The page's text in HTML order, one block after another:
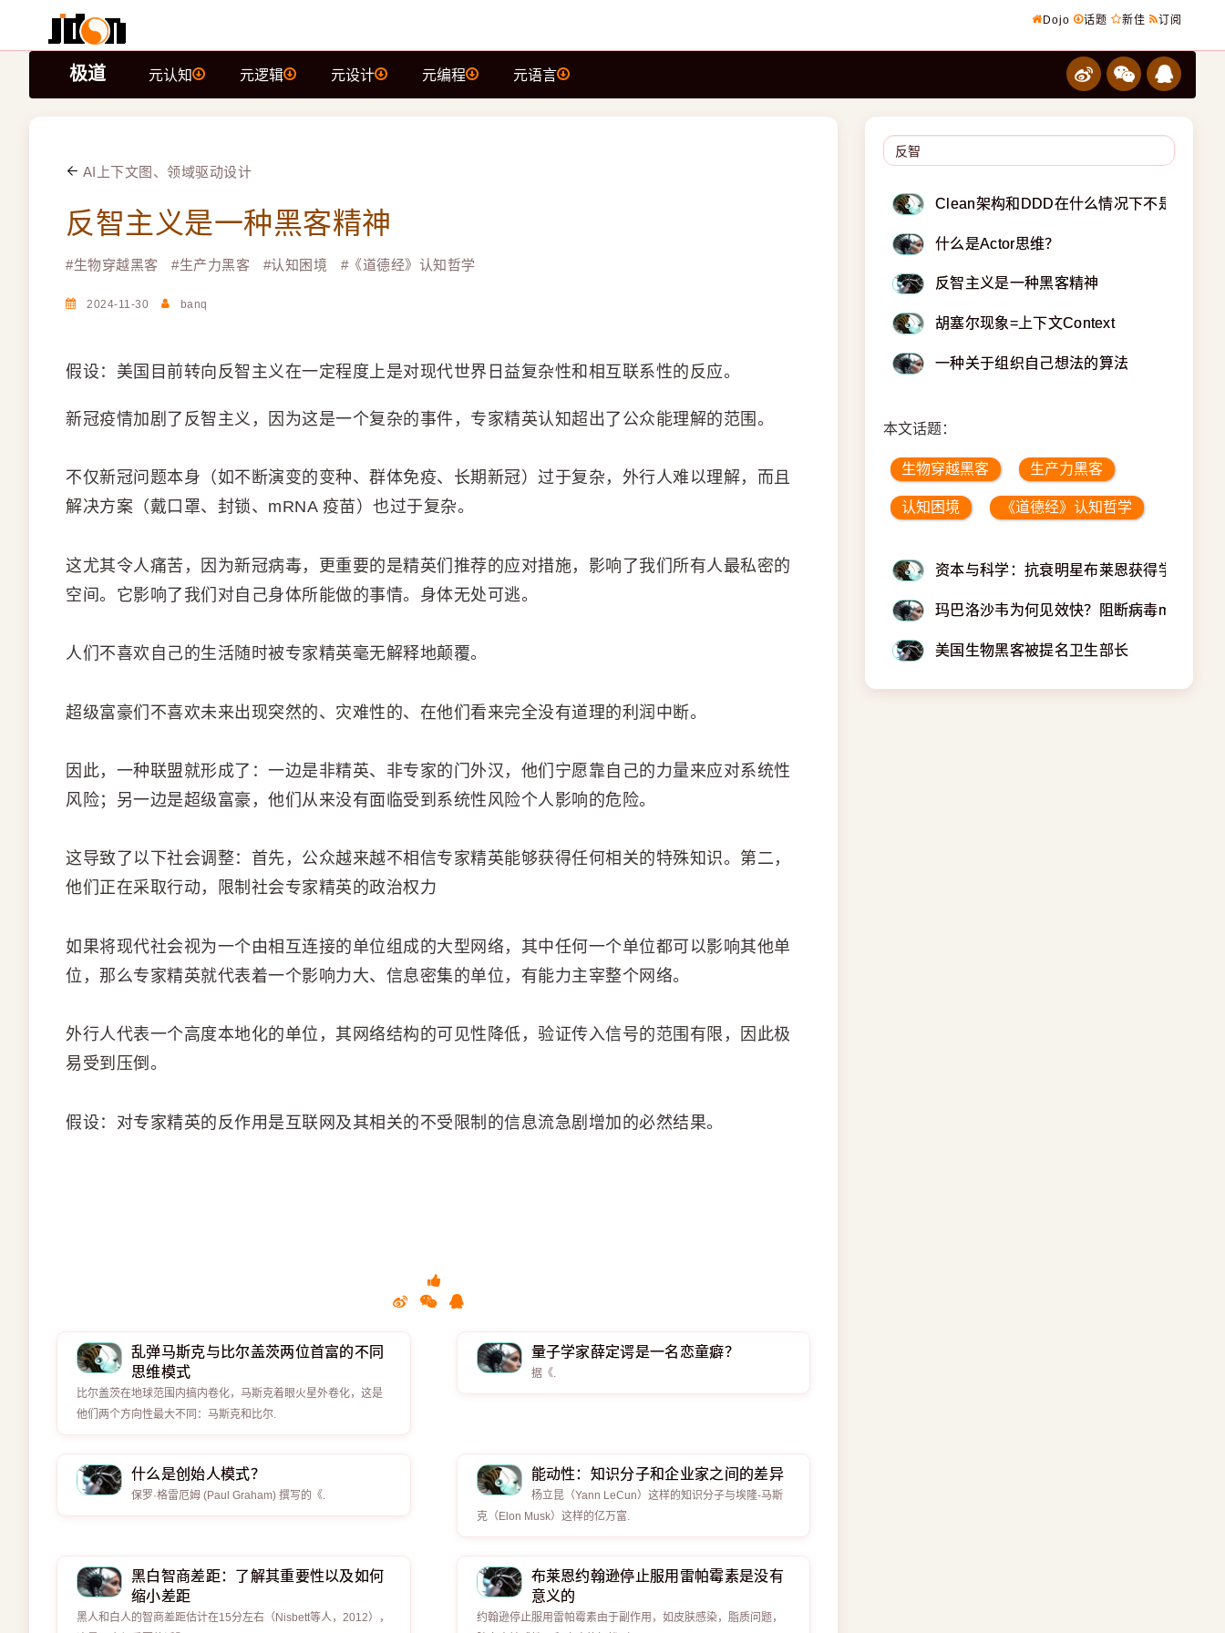
Dojo 话题 新佳 订阅
极道 元认知 元逻辑 元设计 元编程 元语言
AI上下文图、领域驱动设计
反智主义是一种黑客精神
#生物穿越黑客 #生产力黑客 #认知困境 #《道德经》认知哲学
2024-11-30 banq
假设：美国目前转向反智主义在一定程度上是对现代世界日益复杂性和相互联系性的反应。
新冠疫情加剧了反智主义，因为这是一个复杂的事件，专家精英认知超出了公众能理解的范围。
不仅新冠问题本身（如不断演变的变种、群体免疫、长期新冠）过于复杂，外行人难以理解，而且
解决方案（戴口罩、封锁、mRNA 疫苗）也过于复杂。
这尤其令人痛苦，因为新冠病毒，更重要的是精英们推荐的应对措施，影响了我们所有人最私密的
空间。它影响了我们对自己身体所能做的事情。身体无处可逃。
人们不喜欢自己的生活随时被专家精英毫无解释地颠覆。
超级富豪们不喜欢未来出现突然的、灾难性的、在他们看来完全没有道理的利润中断。
因此，一种联盟就形成了：一边是非精英、非专家的门外汉，他们宁愿靠自己的力量来应对系统性
风险；另一边是超级富豪，他们从来没有面临受到系统性风险个人影响的危险。
这导致了以下社会调整：首先，公众越来越不相信专家精英能够获得任何相关的特殊知识。第二，
他们正在采取行动，限制社会专家精英的政治权力
如果将现代社会视为一个由相互连接的单位组成的大型网络，其中任何一个单位都可以影响其他单
位，那么专家精英就代表着一个影响力大、信息密集的单位，有能力主宰整个网络。
外行人代表一个高度本地化的单位，其网络结构的可见性降低，验证传入信号的范围有限，因此极
易受到压倒。
假设：对专家精英的反作用是互联网及其相关的不受限制的信息流急剧增加的必然结果。
乱弹马斯克与比尔盖茨两位首富的不同
思维模式
比尔盖茨在地球范围内搞内卷化，马斯克着眼火星外卷化，这是
他们两个方向性最大不同：马斯克和比尔.
量子学家薛定谔是一名恋童癖？
据《.
什么是创始人模式？
保罗·格雷厄姆 (Paul Graham) 撰写的《.
能动性：知识分子和企业家之间的差异
杨立昆（Yann LeCun）这样的知识分子与埃隆-马斯
克（Elon Musk）这样的亿万富.
黑白智商差距：了解其重要性以及如何
缩小差距
黑人和白人的智商差距估计在15分左右（Nisbett等人，2012），
布莱恩约翰逊停止服用雷帕霉素是没有
意义的
约翰逊停止服用雷帕霉素由于副作用，如皮肤感染，脂质问题，
Clean架构和DDD在什么情况下不是一个好
什么是Actor思维？
反智主义是一种黑客精神
胡塞尔现象=上下文Context
一种关于组织自己想法的算法
本文话题：
生物穿越黑客 生产力黑客
认知困境 《道德经》认知哲学
资本与科学：抗衰明星布莱恩获得学术界认
玛巴洛沙韦为何见效快？阻断病毒mRNA合
美国生物黑客被提名卫生部长